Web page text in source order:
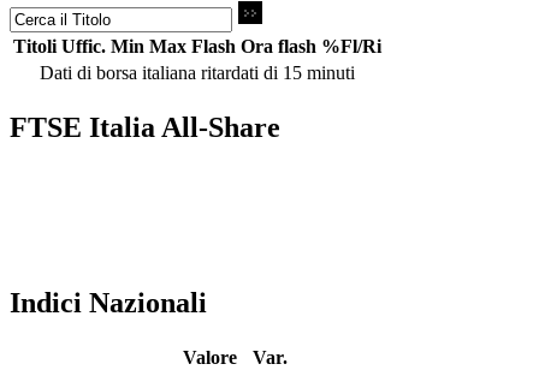
Titoli Uffic. Min Max Flash Ora flash %Fl/Ri
Dati di borsa italiana ritardati di 15 minuti
FTSE Italia All-Share
Indici Nazionali
Valore
Var.